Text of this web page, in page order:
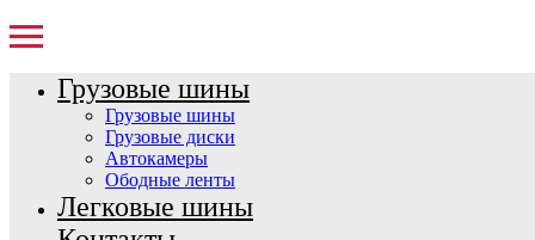
Грузовые шины
Грузовые шины
Грузовые диски
Автокамеры
Ободные ленты
Легковые шины